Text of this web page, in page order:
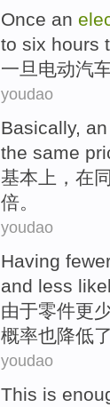
Once an
to six hours
一 旦电动汽
youdao
Basically, an
the same
基本上，在
倍。
youdao
Having
and less
由于零件更
概率也降低了
youdao
This is